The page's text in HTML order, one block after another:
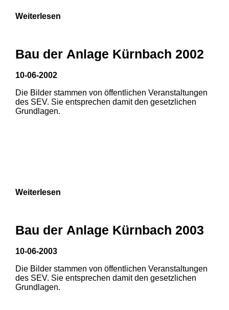
Weiterlesen
Bau der Anlage Kürnbach 2002
10-06-2002
Die Bilder stammen von öffentlichen Veranstaltungen
des SEV. Sie entsprechen damit den gesetzlichen
Grundlagen.
Weiterlesen
Bau der Anlage Kürnbach 2003
10-06-2003
Die Bilder stammen von öffentlichen Veranstaltungen
des SEV. Sie entsprechen damit den gesetzlichen
Grundlagen.